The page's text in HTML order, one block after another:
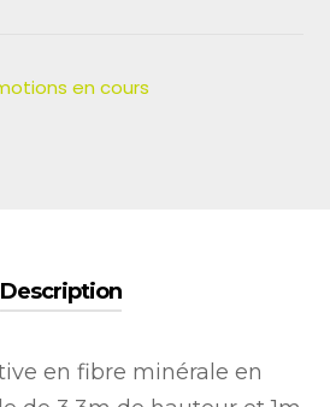
en cours
Description
en fibre minérale en